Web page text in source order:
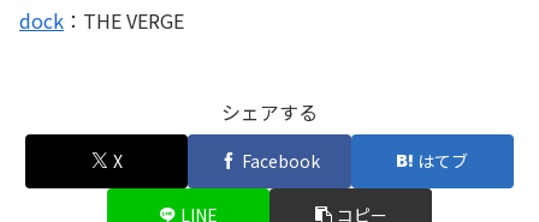
dock ：THE VERGE
シェアする
X Facebook はてブ
LINE コピー